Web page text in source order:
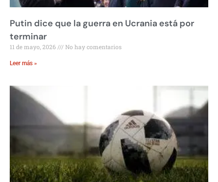
Putin dice que la guerra en Ucrania está por
terminar
11 de mayo, 2026 No hay comentarios
Leer más »